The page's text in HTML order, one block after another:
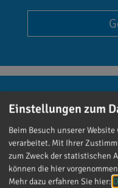
vor 3 Tagen
Mein
„Danke!“ 😊
Einstellungen zum
Beim Besuch unserer
verarbeitet. Mit Ihrer
zum Zweck der statistischen
können die hier
Mehr dazu erfahren Sie hier: